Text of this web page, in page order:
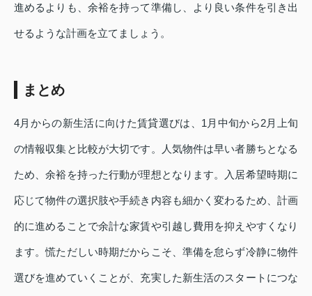
進めるよりも、余裕を持って準備し、より良い条件を引き出
せるような計画を立てましょう。
まとめ
4月からの新生活に向けた賃貸選びは、1月中旬から2月上旬
の情報収集と比較が大切です。人気物件は早い者勝ちとなる
ため、余裕を持った行動が理想となります。入居希望時期に
応じて物件の選択肢や手続き内容も細かく変わるため、計画
的に進めることで余計な家賃や引越し費用を抑えやすくなり
ます。慌ただしい時期だからこそ、準備を怠らず冷静に物件
選びを進めていくことが、充実した新生活のスタートにつな